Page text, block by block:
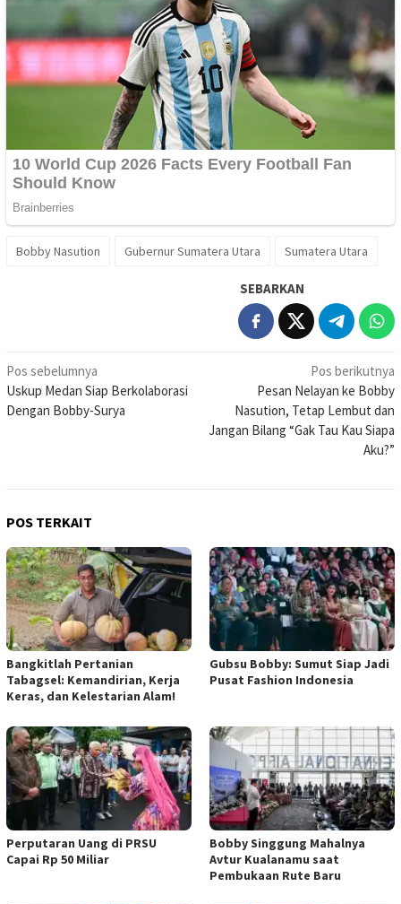
Bobby Nasution Gubernur Sumatera Utara Sumatera Utara
SEBARKAN
Navigasi
pos
Pos sebelumnya
Uskup Medan Siap Berkolaborasi
Dengan Bobby-Surya
Pos berikutnya
Pesan Nelayan ke Bobby
Nasution, Tetap Lembut dan
Jangan Bilang “Gak Tau Kau Siapa
Aku?”
POS TERKAIT
Bangkitlah Pertanian
Tabagsel: Kemandirian, Kerja
Keras, dan Kelestarian Alam!
Gubsu Bobby: Sumut Siap Jadi
Pusat Fashion Indonesia
Perputaran Uang di PRSU
Capai Rp 50 Miliar
Bobby Singgung Mahalnya
Avtur Kualanamu saat
Pembukaan Rute Baru